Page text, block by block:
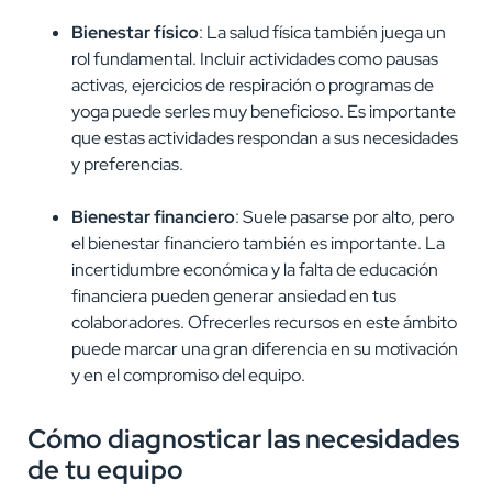
Bienestar físico: La salud física también juega un
rol fundamental. Incluir actividades como pausas
activas, ejercicios de respiración o programas de
yoga puede serles muy beneficioso. Es importante
que estas actividades respondan a sus necesidades
y preferencias.
Bienestar financiero: Suele pasarse por alto, pero
el bienestar financiero también es importante. La
incertidumbre económica y la falta de educación
financiera pueden generar ansiedad en tus
colaboradores. Ofrecerles recursos en este ámbito
puede marcar una gran diferencia en su motivación
y en el compromiso del equipo.
Cómo diagnosticar las necesidades
de tu equipo